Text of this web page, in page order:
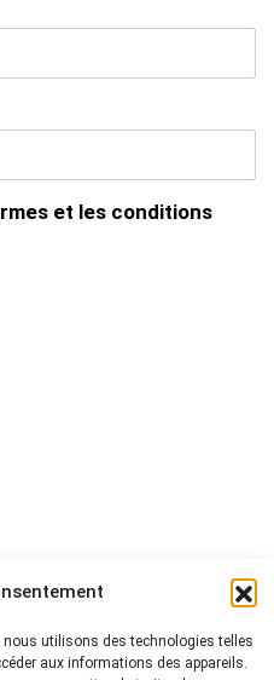
nous utilisons des technologies telles
aux informations des appareils.
et les conditions